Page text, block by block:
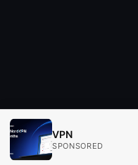
VPN
SPONSORED